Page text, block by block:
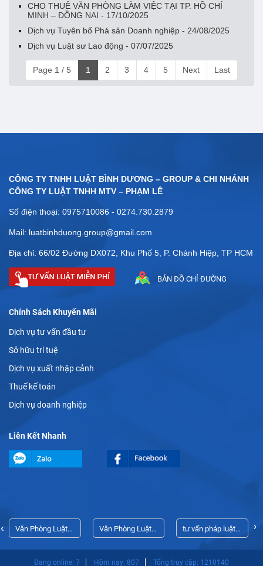
CHO THUÊ VĂN PHÒNG LÀM VIỆC TẠI TP. HỒ CHÍ
MINH – ĐỒNG NAI - 17/10/2025
Dịch vụ Tuyên bố Phá sản Doanh nghiệp - 24/08/2025
Dịch vụ Luật sư Lao động - 07/07/2025
Page 1 / 5 1 2 3 4 5 Next Last
CÔNG TY TNHH LUẬT BÌNH DƯƠNG – GROUP & CHI NHÁNH
CÔNG TY LUẬT TNHH MTV – PHẠM LÊ
Số điện thoại: 0975710086 - 0274.730.2879
Mail: luatbinhduong.group@gmail.com
Địa chỉ: 66/02 Đường DX072, Khu Phố 5, P. Chánh Hiệp, TP HCM
BẢN ĐỒ CHỈ ĐƯỜNG
Chính Sách Khuyến Mãi
Dịch vụ tư vấn đầu tư
Sở hữu trí tuệ
Dịch vụ xuất nhập cảnh
Thuế kế toán
Dịch vụ doanh nghiệp
Liên Kết Nhanh
Văn Phòng Luật
Sư Thủ Dầu Một
Văn Phòng Luật
Sư Thủ Dầu Một
tư vấn pháp luật
doanh nghiệp
‹ ›
Đang online: 7 Hôm nay: 807 Tổng truy cập: 1210140